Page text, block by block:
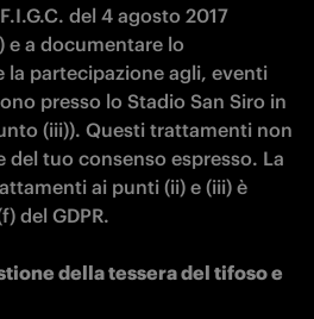
del 4 agosto 2017
e a documentare lo
la partecipazione agli, eventi
presso lo Stadio San Siro in
(iii)). Questi trattamenti non
del tuo consenso espresso. La
ai punti (ii) e (iii) è
del GDPR.
della tessera del tifoso e